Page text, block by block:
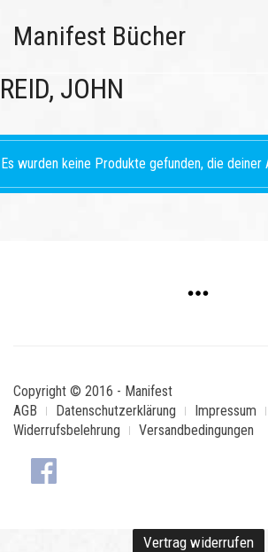
Manifest Bücher
REID, JOHN
Es wurden keine Produkte gefunden, die deiner
Copyright © 2016 - Manifest
AGB
Datenschutzerklärung Impressum
Widerrufsbelehrung
Versandbedingungen
Vertrag widerrufen